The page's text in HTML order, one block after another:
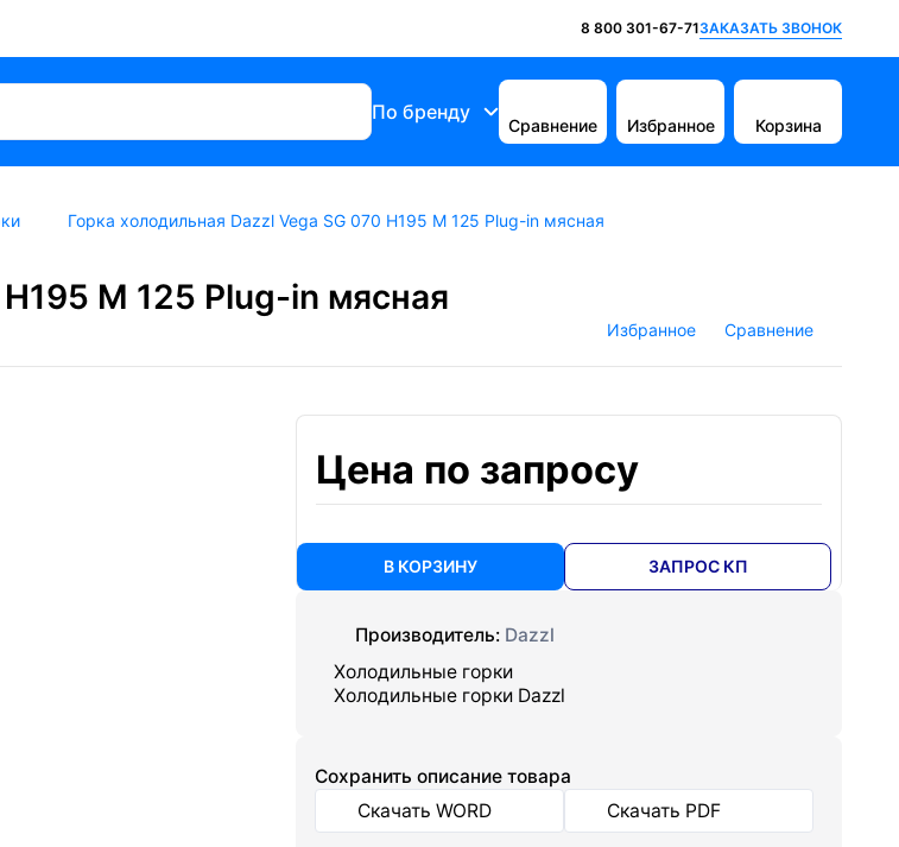
8 800 301-67-71ЗАКАЗАТЬ ЗВОНОК
По бренду
Сравнение Избранное Корзина
Горка холодильная Dazzl Vega SG 070 H195 M 125 Plug-in мясная
M 125 Plug-in мясная
Избранное Сравнение
Цена по запросу
В КОРЗИНУ ЗАПРОС КП
Производитель: Dazzl
Холодильные горки
Холодильные горки Dazzl
Cохранить описание товара
Скачать WORD
Скачать PDF